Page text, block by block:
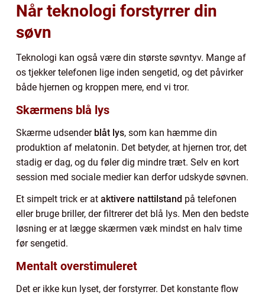
Når teknologi forstyrrer din
søvn
Teknologi kan også være din største søvntyv. Mange af
os tjekker telefonen lige inden sengetid, og det påvirker
både hjernen og kroppen mere, end vi tror.
Skærmens blå lys
Skærme udsender blåt lys, som kan hæmme din
produktion af melatonin. Det betyder, at hjernen tror, det
stadig er dag, og du føler dig mindre træt. Selv en kort
session med sociale medier kan derfor udskyde søvnen.
Et simpelt trick er at aktivere nattilstand på telefonen
eller bruge briller, der filtrerer det blå lys. Men den bedste
løsning er at lægge skærmen væk mindst en halv time
før sengetid.
Mentalt overstimuleret
Det er ikke kun lyset, der forstyrrer. Det konstante flow